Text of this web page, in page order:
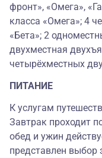
фронт», «Омега»,
класса «Омега»; 4
«Бета»; 2
двухместная
четырёхместных
ПИТАНИЕ
К услугам
Завтрак проходит
обед и ужин
представлен выбор